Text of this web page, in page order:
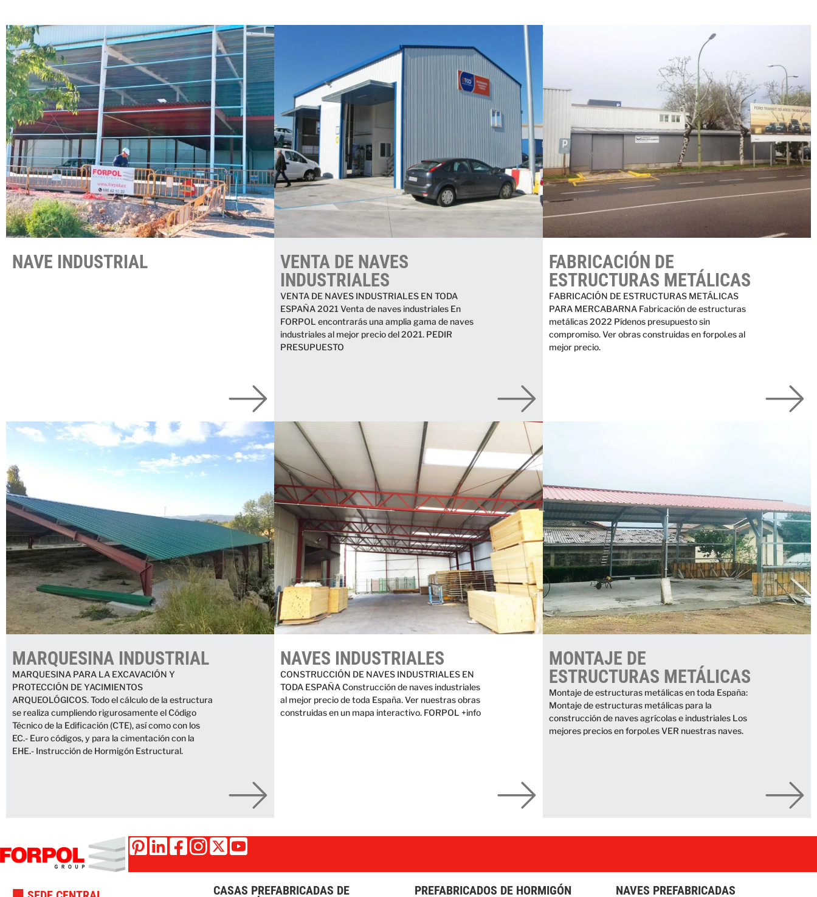
NAVE INDUSTRIAL
VENTA DE NAVES
INDUSTRIALES
VENTA DE NAVES INDUSTRIALES EN TODA
ESPAÑA 2021 Venta de naves industriales En
FORPOL encontrarás una amplia gama de naves
industriales al mejor precio del 2021. PEDIR
PRESUPUESTO
FABRICACIÓN DE
ESTRUCTURAS METÁLICAS
FABRICACIÓN DE ESTRUCTURAS METÁLICAS
PARA MERCABARNA Fabricación de estructuras
metálicas 2022 Pídenos presupuesto sin
compromiso. Ver obras construidas en forpol.es al
mejor precio.
MARQUESINA INDUSTRIAL
MARQUESINA PARA LA EXCAVACIÓN Y
PROTECCIÓN DE YACIMIENTOS
ARQUEOLÓGICOS. Todo el cálculo de la estructura
se realiza cumpliendo rigurosamente el Código
Técnico de la Edificación (CTE), así como con los
EC.- Euro códigos, y para la cimentación con la
EHE.- Instrucción de Hormigón Estructural.
NAVES INDUSTRIALES
CONSTRUCCIÓN DE NAVES INDUSTRIALES EN
TODA ESPAÑA Construcción de naves industriales
al mejor precio de toda España. Ver nuestras obras
construidas en un mapa interactivo. FORPOL +info
MONTAJE DE
ESTRUCTURAS METÁLICAS
Montaje de estructuras metálicas en toda España:
Montaje de estructuras metálicas para la
construcción de naves agrícolas e industriales Los
mejores precios en forpol.es VER nuestras naves.
CASAS PREFABRICADAS DE
PREFABRICADOS DE HORMIGÓN NAVES PREFABRICADAS